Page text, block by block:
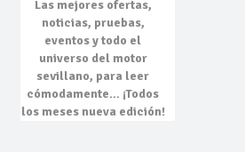
Las mejores ofertas,
noticias, pruebas,
eventosy todo el
universo del motor
sevillano, para leer
cómodamente… ¡Todos
los meses nueva edición!